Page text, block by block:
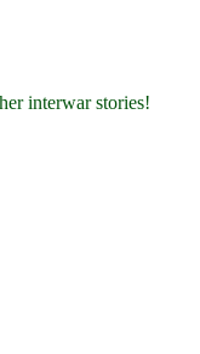
interwar stories!